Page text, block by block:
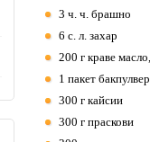
3 ч. ч. брашно
6 с. л. захар
200 г краве
1 пакет бакпулвер
300 г кайсии
300 г праскови